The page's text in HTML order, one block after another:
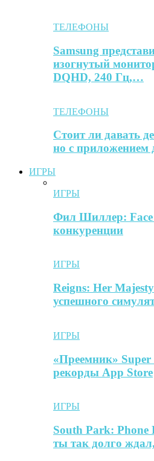
ТЕЛЕФОНЫ
Samsung
изогнутый
DQHD, 240 Гц,…
ТЕЛЕФОНЫ
Стоит ли давать
но с приложением
ИГРЫ
ИГРЫ
Фил Шиллер:
конкуренции
ИГРЫ
Reigns: Her
успешного
ИГРЫ
«Преемник»
рекорды App Store
ИГРЫ
South Park: Phone
ты так долго